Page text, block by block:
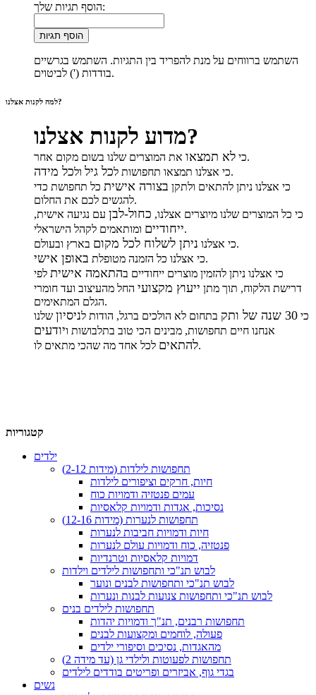
הוסף תגיות שלך:
הוסף תגיות
השתמש ברווחים על מנת להפריד בין התגיות. השתמש בגרשיים
בודדות (') לביטוים.
למה לקנות אצלנו?
מדוע לקנות אצלנו?
כי לא תמצאו
את המוצרים שלנו בשום מקום אחר.
כי אצלנו תמצאו תחפושות לכל גיל ולכל מידה
.
כי אצלנו ניתן להתאים ולתקן בצורה אישית כל תחפושת כדי
להגשים לכם את החלום.
כי כל המוצרים שלנו מיוצרים אצלנו, כחול-לבן עם נגיעה אישית,
ייחודייםומותאמים לקהל הישראלי.
כי אצלנו ניתן לשלוח לכל מקום
בארץ ובעולם.
כי אצלנו כל הזמנה מטופלת באופן אישי
.
כי אצלנו ניתן להזמין מוצרים ייחודיים בהתאמה אישית לפי
דרישת הלקוח, תוך מתן ייעוץ מקצועי החל מהעיצוב ועד חומרי
הגלם המתאימים.
כי 30 שנה של ותק בתחום לא הולכים ברגל, הודות לניסיון שלנו
אנחנו חיים תחפושות, מבינים הכי טוב בתלבושות ויודעים
להתאיםלכל אחד מה שהכי מתאים לו.
קטגוריות
ילדים
תחפושות לילדות (מידות 2-12)
חיות, חרקים וציפורים לילדות
עמים פנטזיה ודמויות כוח
נסיכות, אגדות ודמויות קלאסיות
תחפושות לנערות (מידות 12-16)
חיות ודמויות חביבות לנערות
פנטזיה, כוח ודמויות עולם לנערות
דמויות קלאסיות וטרנדיות
לבוש תנ"כי ותחפושות לילדים וילדות
לבוש תנ"כי ותחפושות לבנים ונוער
לבוש תנ"כי ותחפושות צנועות לבנות ונערות
תחפושות לילדים בנים
תחפושות רבנים, תנ"ך ודמויות יהדות
פעולה, לוחמים ומקצועות לבנים
מהאגדות, נסיכים וסיפורי ילדים
תחפושות לפעוטות ולילדי גן (עד מידה 2)
בגדי גוף, אביזרים ופריטים בודדים לילדים
נשים